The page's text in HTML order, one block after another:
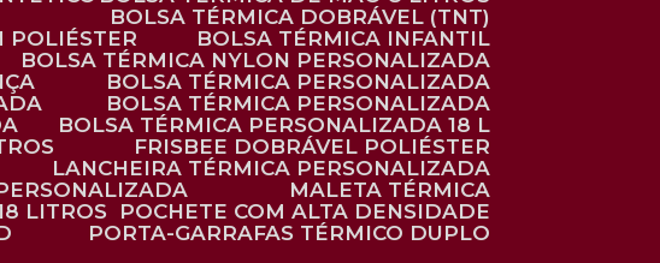
BOLSA TÉRMICA DOBRÁVEL (TNT)
POLIÉSTER
BOLSA TÉRMICA INFANTIL
BOLSA TÉRMICA NYLON PERSONALIZADA
BOLSA TÉRMICA PERSONALIZADA
BOLSA TÉRMICA PERSONALIZADA
BOLSA TÉRMICA PERSONALIZADA 18 L
FRISBEE DOBRÁVEL POLIÉSTER
LANCHEIRA TÉRMICA PERSONALIZADA
MALETA TÉRMICA
LITROS
POCHETE COM ALTA DENSIDADE
PORTA-GARRAFAS TÉRMICO DUPLO